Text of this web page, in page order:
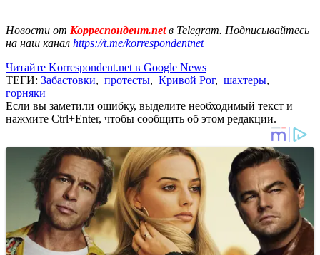
Новости от Корреспондент.netв Telegram. Подписывайтесь
на наш канал https://t.me/korrespondentnet
Читайте Korrespondent.net в Google News
ТЕГИ: Забастовки, протесты, Кривой Рог, шахтеры,
горняки
Если вы заметили ошибку, выделите необходимый текст и
нажмите Ctrl+Enter, чтобы сообщить об этом редакции.